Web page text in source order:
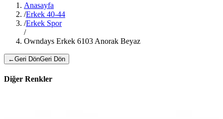
Anasayfa
/Erkek 40-44
/Erkek Spor
/
Owndays Erkek 6103 Anorak Beyaz
←Geri DönGeri Dön
Diğer Renkler